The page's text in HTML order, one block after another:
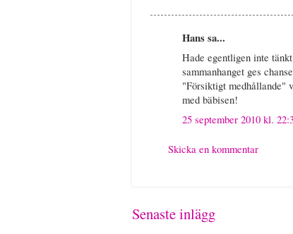
Hans sa...
Hade egentligen inte
sammanhanget ges
"Försiktigt medhållande"
med bäbisen!
25 september 2010 kl.
Skicka en kommentar
Senaste inlägg